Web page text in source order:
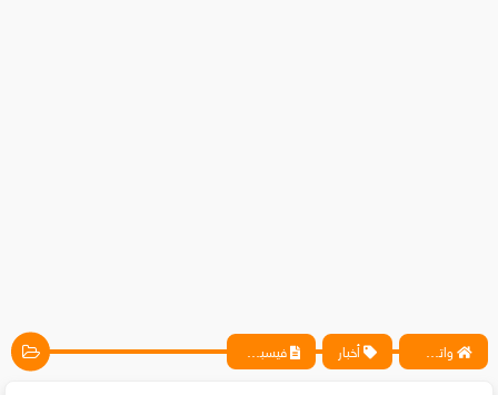
واتس آب ، فيسبوك ، أنترنت ، شروحات تقنية حصرية - المحترف أخبار فيسبوك تقوم بإلغاء الحسابات والصفحات التي تدعوا للإضافة على جوجل بلس